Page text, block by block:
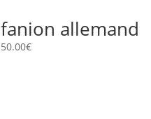
fanion allemand
50.00€